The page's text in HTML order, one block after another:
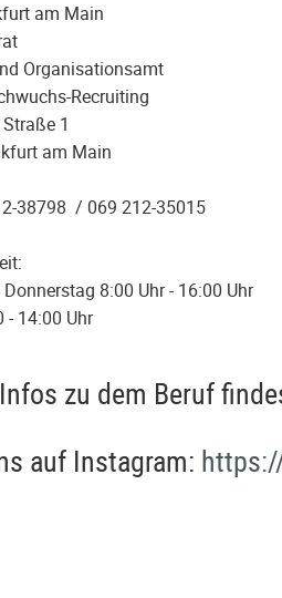
am Main
Organisationsamt
Recruiting
1
am Main
38798 / 069 212-35015
8:00 Uhr - 16:00 Uhr
- 14:00 Uhr
zu dem Beruf
auf Instagram: